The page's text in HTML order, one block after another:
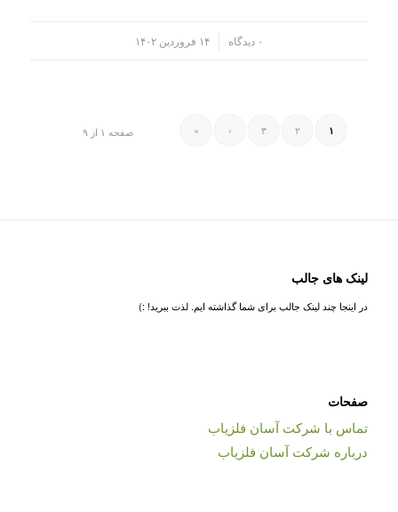
۰ دیدگاه ۱۴ فروردین ۱۴۰۲
صفحه ۱ از ۹ ۱ ۲ ۳ ›
»
لینک های جالب
در اینجا چند لینک جالب برای شما گذاشته ایم. لذت ببرید! :)
صفحات
تماس با شرکت آسان فلزیاب
درباره شرکت آسان فلزیاب